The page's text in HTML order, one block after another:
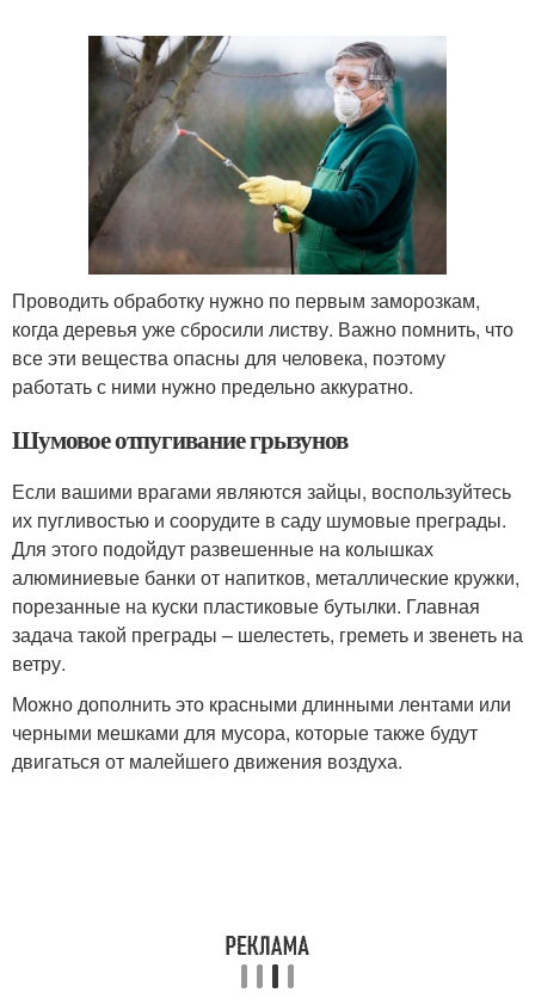
Проводить обработку нужно по первым заморозкам,
когда деревья уже сбросили листву. Важно помнить, что
все эти вещества опасны для человека, поэтому
работать с ними нужно предельно аккуратно.
Шумовое отпугивание грызунов
Если вашими врагами являются зайцы, воспользуйтесь
их пугливостью и соорудите в саду шумовые преграды.
Для этого подойдут развешенные на колышках
алюминиевые банки от напитков, металлические кружки,
порезанные на куски пластиковые бутылки. Главная
задача такой преграды – шелестеть, греметь и звенеть на
ветру.
Можно дополнить это красными длинными лентами или
черными мешками для мусора, которые также будут
двигаться от малейшего движения воздуха.